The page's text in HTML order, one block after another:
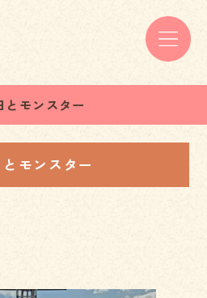
とモンスター
モンスター